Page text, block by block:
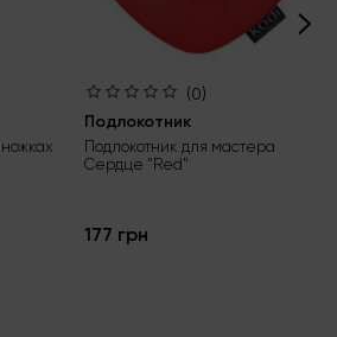
(0)
Подлокотник
Подлокотник для мастера
Сердце "Red"
177 грн